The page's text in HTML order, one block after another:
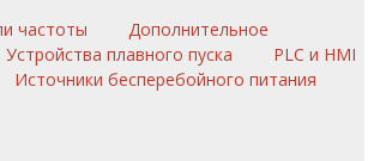
частоты
Дополнительное
Устройства плавного пуска
PLC и HMI
Источники бесперебойного питания